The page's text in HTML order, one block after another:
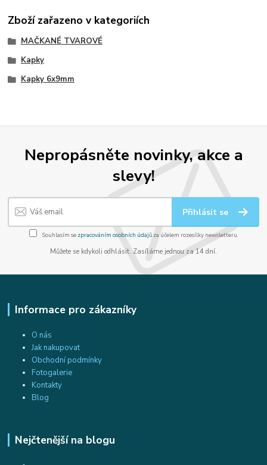
Zboží zařazeno v kategoriích
MAČKANÉ TVAROVÉ
Kapky
Kapky 6x9mm
Nepropásněte novinky, akce a
slevy!
Přihlásit se
Souhlasím se zpracováním osobních údajůza účelem rozesílky newsletteru.
Můžete se kdykoli odhlásit. Zasíláme jednou za 14 dní.
Informace pro zákazníky
O nás
Jak nakupovat
Obchodní podmínky
Fotogalerie
Kontakty
Blog
Nejčtenější na blogu